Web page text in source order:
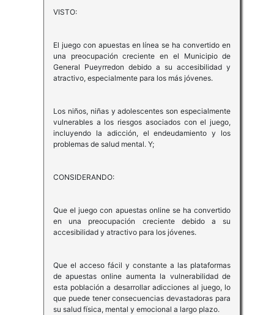
VISTO:
El juego con apuestas en línea se ha convertido en
una preocupación creciente en el Municipio de
General Pueyrredon debido a su accesibilidad y
atractivo, especialmente para los más jóvenes.
Los niños, niñas y adolescentes son especialmente
vulnerables a los riesgos asociados con el juego,
incluyendo la adicción, el endeudamiento y los
problemas de salud mental. Y;
CONSIDERANDO:
Que el juego con apuestas online se ha convertido
en una preocupación creciente debido a su
accesibilidad y atractivo para los jóvenes.
Que el acceso fácil y constante a las plataformas
de apuestas online aumenta la vulnerabilidad de
esta población a desarrollar adicciones al juego, lo
que puede tener consecuencias devastadoras para
su salud física, mental y emocional a largo plazo.